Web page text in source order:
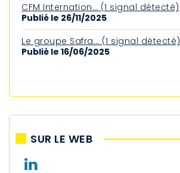
CFM Internation… (1 signal détecté)
Publié le 26/11/2025
Le groupe Safra… (1 signal détecté)
Publié le 16/06/2025
SUR LE WEB